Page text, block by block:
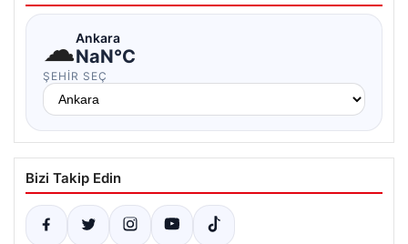
☁Ankara
NaN°C
ŞEHIR SEÇ
Bizi Takip Edin